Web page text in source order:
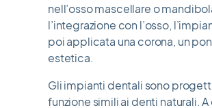
nell’osso mascellare o
l’integrazione con l’osso,
poi applicata una corona, un
estetica.
Gli impianti dentali sono
funzione simili ai denti naturali.